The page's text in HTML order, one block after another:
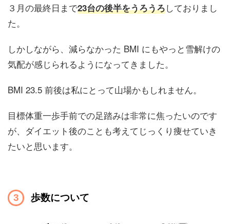
３月の最終日まで23台の後半をうろうろしておりまし
た。
しかしながら、減らなかった BMI にもやっと雪解けの
気配が感じられるようになってきました。
BMI 23.5 前後は私にとって山場かもしれません。
目標体重一歩手前での足踏みは非常に焦ったいのです
が、ダイエット後のことも考えてじっくり痩せていき
たいと思います。
歩数について